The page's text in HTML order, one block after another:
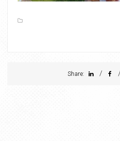
Share: /